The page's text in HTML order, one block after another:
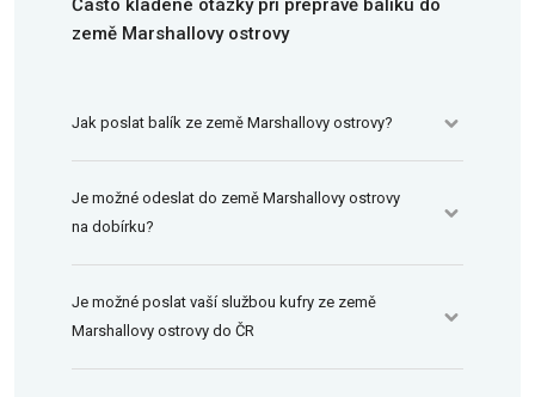
Často kladené otázky při přepravě balíku do
země Marshallovy ostrovy
Jak poslat balík ze země Marshallovy ostrovy?
Je možné odeslat do země Marshallovy ostrovy
na dobírku?
Je možné poslat vaší službou kufry ze země
Marshallovy ostrovy do ČR